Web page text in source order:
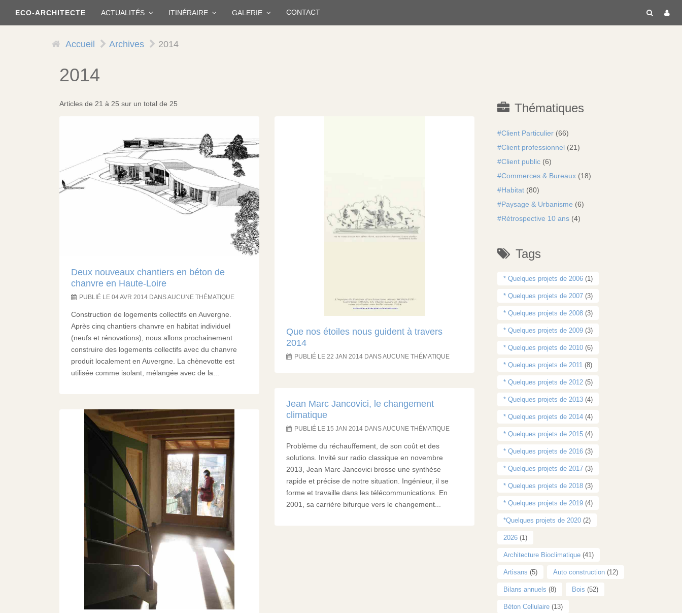
contenu
ECO-ARCHITECTE ACTUALITÉS ITINÉRAIRE GALERIE CONTACT
Accueil Archives 2014
2014
Articles de 21 à 25 sur un total de 25
Deux nouveaux chantiers en béton de
chanvre en Haute-Loire
PUBLIÉ LE 04 AVR 2014 DANS AUCUNE THÉMATIQUE
Construction de logements collectifs en Auvergne.
Après cinq chantiers chanvre en habitat individuel
(neufs et rénovations), nous allons prochainement
construire des logements collectifs avec du chanvre
produit localement en Auvergne. La chènevotte est
utilisée comme isolant, mélangée avec de la...
Que nos étoiles nous guident à travers
2014
PUBLIÉ LE 22 JAN 2014 DANS AUCUNE THÉMATIQUE
Jean Marc Jancovici, le changement
climatique
PUBLIÉ LE 15 JAN 2014 DANS AUCUNE THÉMATIQUE
Problème du réchauffement, de son coût et des
solutions. Invité sur radio classique en novembre
2013, Jean Marc Jancovici brosse une synthèse
rapide et précise de notre situation. Ingénieur, il se
forme et travaille dans les télécommunications. En
2001, sa carrière bifurque vers le changement...
Thématiques
Client Particulier(66)
Client professionnel(21)
Client public(6)
Commerces & Bureaux(18)
Habitat(80)
Paysage & Urbanisme (6)
Rétrospective 10 ans(4)
Tags
* Quelques projets de 2006(1)
* Quelques projets de 2007(3)
* Quelques projets de 2008(3)
* Quelques projets de 2009(3)
* Quelques projets de 2010(6)
* Quelques projets de 2011(8)
* Quelques projets de 2012(5)
* Quelques projets de 2013(4)
* Quelques projets de 2014(4)
* Quelques projets de 2015(4)
* Quelques projets de 2016(3)
* Quelques projets de 2017(3)
* Quelques projets de 2018(3)
* Quelques projets de 2019(4)
*Quelques projets de 2020(2)
2026(1)
Architecture Bioclimatique(41)
Artisans (5) Auto construction(12)
Bilans annuels (8) Bois (52)
Béton Cellulaire(13)